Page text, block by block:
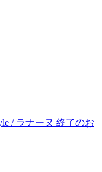
/ ラナーヌ 終了のお